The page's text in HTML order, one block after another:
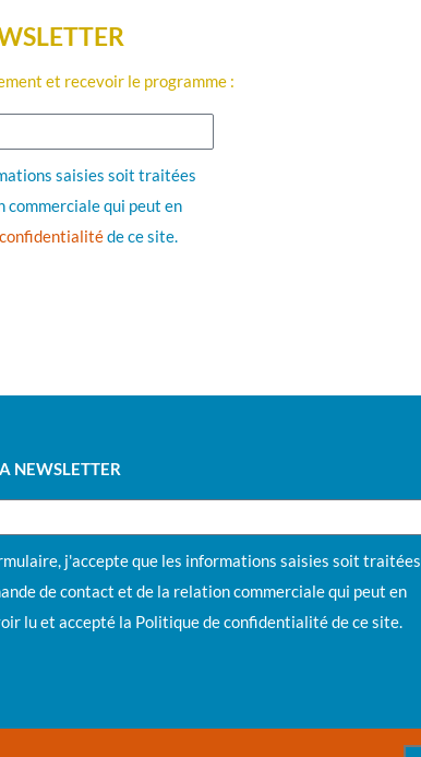
et recevoir le programme :
saisies soit traitées
commerciale qui peut en
de ce site.
NEWSLETTER
j'accepte que les informations saisies soit traitées
de contact et de la relation commerciale qui peut en
lu et accepté la Politique de confidentialitéde ce site.